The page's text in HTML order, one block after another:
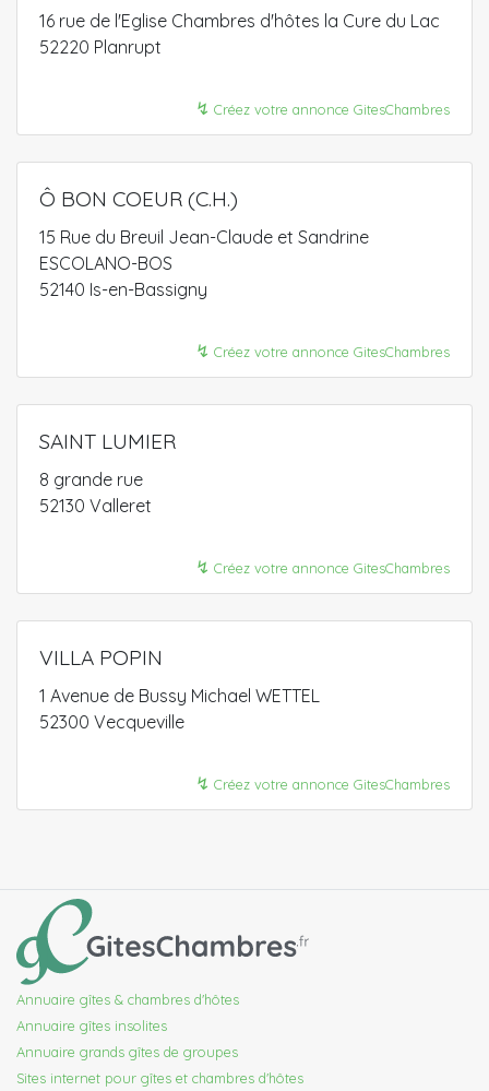
16 rue de l'Eglise Chambres d'hôtes la Cure du Lac
52220 Planrupt
↯ Créez votre annonce GitesChambres
Ô BON COEUR (C.H.)
15 Rue du Breuil Jean-Claude et Sandrine
ESCOLANO-BOS
52140 Is-en-Bassigny
↯ Créez votre annonce GitesChambres
SAINT LUMIER
8 grande rue
52130 Valleret
↯ Créez votre annonce GitesChambres
VILLA POPIN
1 Avenue de Bussy Michael WETTEL
52300 Vecqueville
↯ Créez votre annonce GitesChambres
Annuaire gîtes & chambres d'hôtes
Annuaire gîtes insolites
Annuaire grands gîtes de groupes
Sites internet pour gîtes et chambres d'hôtes